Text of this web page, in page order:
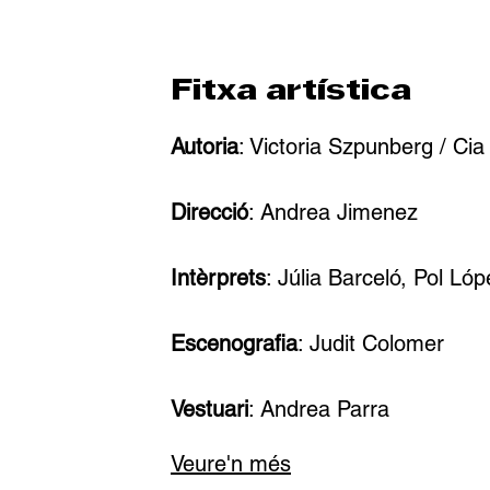
Fitxa artística
Autoria: Victoria Szpunberg /
Direcció: Andrea Jimenez
Intèrprets: Júlia Barceló, Pol
Escenografia: Judit Colomer
Vestuari: Andrea Parra
Veure'n més